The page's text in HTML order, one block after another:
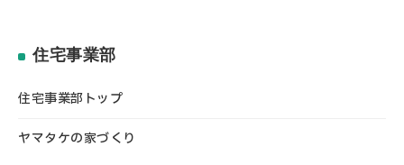
住宅事業部
住宅事業部トップ
ヤマタケの家づくり